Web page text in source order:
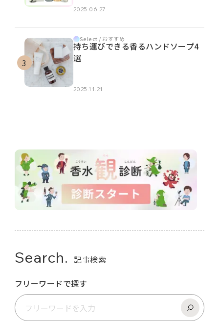
2025.06.27
Select / おすすめ
持ち運びできる香るハンドソープ4
選
2025.11.21
Search. 記事検索
フリーワードで探す